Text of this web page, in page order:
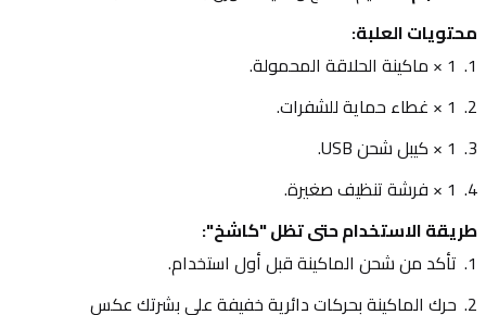
محتويات العلبة:
1 × ماكينة الحلاقة المحمولة.
1 × غطاء حماية للشفرات.
1 × كيبل شحن USB.
1 × فرشة تنظيف صغيرة.
طريقة الاستخدام حتى تظل "كاشخ":
تأكد من شحن الماكينة قبل أول استخدام.